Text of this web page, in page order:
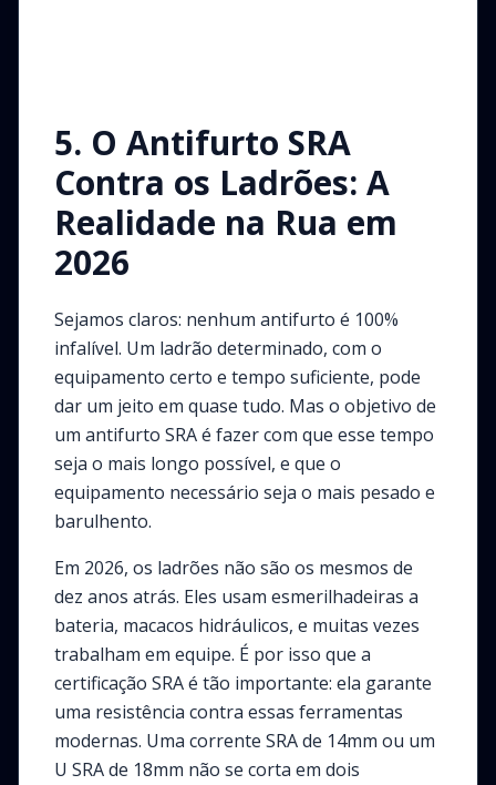
5. O Antifurto SRA
Contra os Ladrões: A
Realidade na Rua em
2026
Sejamos claros: nenhum antifurto é 100%
infalível. Um ladrão determinado, com o
equipamento certo e tempo suficiente, pode
dar um jeito em quase tudo. Mas o objetivo de
um antifurto SRA é fazer com que esse tempo
seja o mais longo possível, e que o
equipamento necessário seja o mais pesado e
barulhento.
Em 2026, os ladrões não são os mesmos de
dez anos atrás. Eles usam esmerilhadeiras a
bateria, macacos hidráulicos, e muitas vezes
trabalham em equipe. É por isso que a
certificação SRA é tão importante: ela garante
uma resistência contra essas ferramentas
modernas. Uma corrente SRA de 14mm ou um
U SRA de 18mm não se corta em dois